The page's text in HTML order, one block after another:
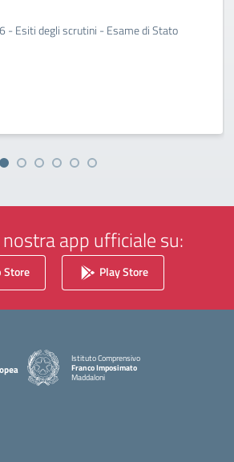
- Esiti degli scrutini - Esame di Stato
nostra app ufficiale su:
Store Play Store
Istituto Comprensivo
Franco Imposimato
Maddaloni